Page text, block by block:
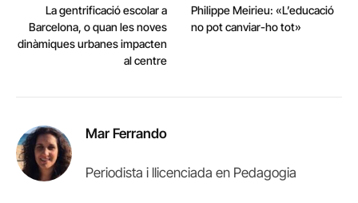
La gentrificació escolar a
Barcelona, o quan les noves
dinàmiques urbanes impacten
al centre
Philippe Meirieu: «L’educació
no pot canviar-ho tot»
Mar Ferrando
Periodista i llicenciada en Pedagogia